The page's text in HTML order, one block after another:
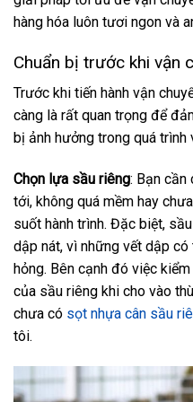
hàng hóa luôn tươi ngon và
Chuẩn bị trước khi vận
Trước khi tiến hành vận
càng là rất quan trọng để
bị ảnh hưởng trong quá trình
Chọn lựa sầu riêng: Bạn cần
tới, không quá mềm hay
suốt hành trình. Đặc biệt,
dập nát, vì những vết dập có
hỏng. Bên cạnh đó việc
của sầu riêng khi cho vào
chưa có sọt nhựa cân sầu
tôi.